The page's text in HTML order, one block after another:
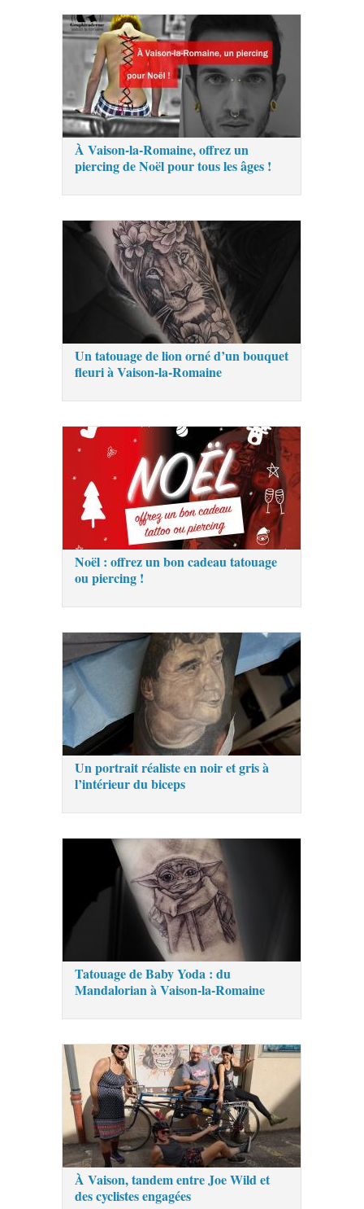
À Vaison-la-Romaine, offrez un
piercing de Noël pour tous les âges !
Un tatouage de lion orné d’un bouquet
fleuri à Vaison-la-Romaine
Noël : offrez un bon cadeau tatouage
ou piercing !
Un portrait réaliste en noir et gris à
l’intérieur du biceps
Tatouage de Baby Yoda : du
Mandalorian à Vaison-la-Romaine
À Vaison, tandem entre Joe Wild et
des cyclistes engagées